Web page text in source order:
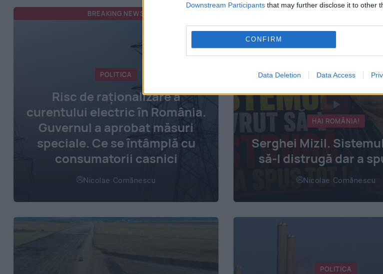
Downstream Participants that may further disclose it to other
CONFIRM
Data Deletion Data Access
BREAKING NEWS
POLITICA
Risc de raționalizare a
curentului electric în România.
Guvernul a aprobat măsuri
speciale. Ce se întâmplă cu
consumatorii casnici
Nicolae Comănescu
HAI ROMÂNIA!
Serghei Mizil.
să-l distrugă dar a
Nicolae Comănescu
POLITICA